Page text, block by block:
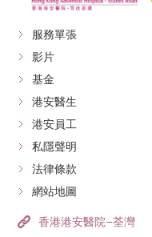
服務單張
影片
基金
港安醫生
港安員工
私隱聲明
法律條款
網站地圖
香港港安醫院–荃灣